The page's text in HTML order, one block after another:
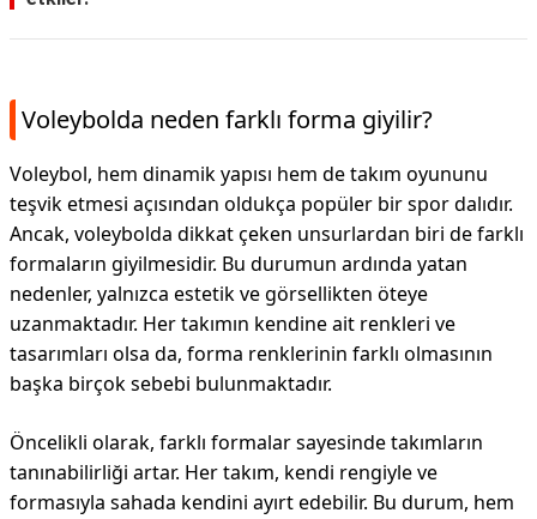
Voleybolda neden farklı forma giyilir?
Voleybol, hem dinamik yapısı hem de takım oyununu
teşvik etmesi açısından oldukça popüler bir spor dalıdır.
Ancak, voleybolda dikkat çeken unsurlardan biri de farklı
formaların giyilmesidir. Bu durumun ardında yatan
nedenler, yalnızca estetik ve görsellikten öteye
uzanmaktadır. Her takımın kendine ait renkleri ve
tasarımları olsa da, forma renklerinin farklı olmasının
başka birçok sebebi bulunmaktadır.
Öncelikli olarak, farklı formalar sayesinde takımların
tanınabilirliği artar. Her takım, kendi rengiyle ve
formasıyla sahada kendini ayırt edebilir. Bu durum, hem